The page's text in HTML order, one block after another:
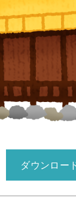
ダウンロー